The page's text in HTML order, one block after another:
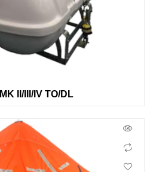
II/III/IV TO/DL